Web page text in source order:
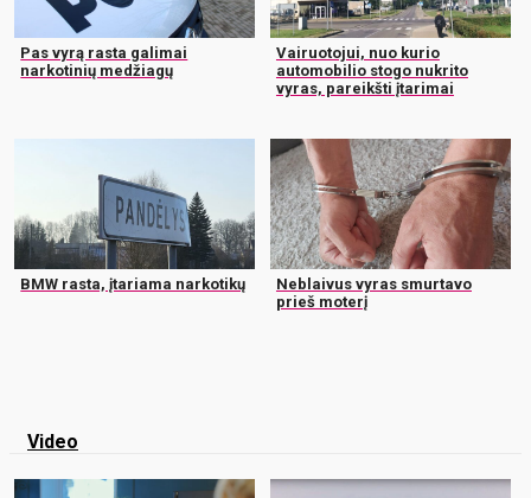
Pas vyrą rasta galimai
narkotinių medžiagų
Vairuotojui, nuo kurio
automobilio stogo nukrito
vyras, pareikšti įtarimai
BMW rasta, įtariama narkotikų
Neblaivus vyras smurtavo
prieš moterį
Video